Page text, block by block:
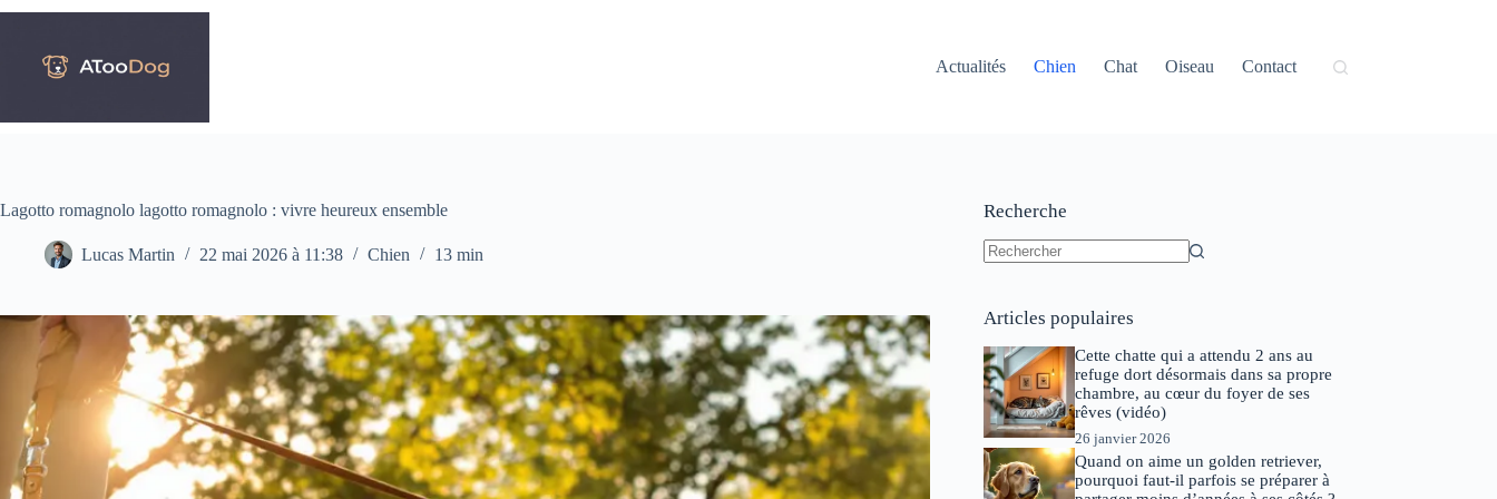
Passer
Actualités
Chien Chat Oiseau Contact
Lagotto romagnolo lagotto romagnolo : vivre heureux ensemble
Lucas Martin 22 mai 2026 à 11:38 Chien 13 min
Recherche
Articles populaires
Cette chatte qui a attendu 2 ans au
refuge dort désormais dans sa propre
chambre, au cœur du foyer de ses
rêves (vidéo)
26 janvier 2026
Quand on aime un golden retriever,
pourquoi faut-il parfois se préparer à